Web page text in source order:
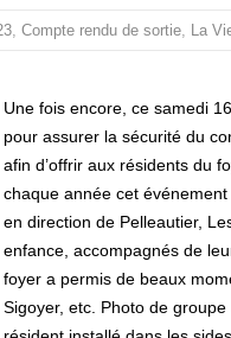
, Compte rendu de sortie, La
Une fois encore, ce samedi
pour assurer la sécurité du
afin d’offrir aux résidents du
chaque année cet
en direction de Pelleautier,
enfance, accompagnés de
foyer a permis de beaux
Sigoyer, etc. Photo de